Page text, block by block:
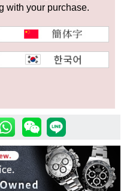
絞り込む
ちら
イド
with your purchase.